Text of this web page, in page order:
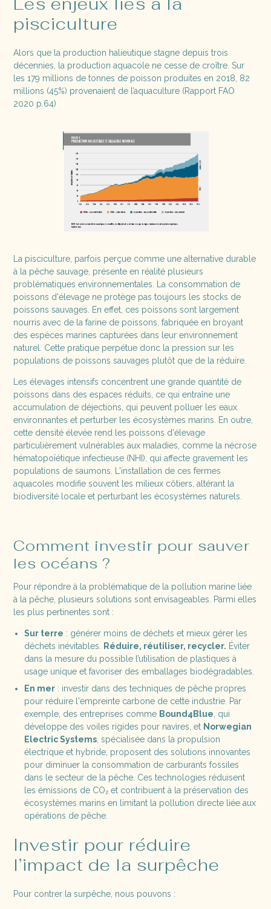
pisciculture
Alors que la production halieutique stagne depuis trois
décennies, la production aquacole ne cesse de croître. Sur
les 179 millions de tonnes de poisson produites en 2018, 82
millions (45%) provenaient de l’aquaculture (Rapport FAO
2020 p.64)
La pisciculture, parfois perçue comme une alternative durable
à la pêche sauvage, présente en réalité plusieurs
problématiques environnementales. La consommation de
poissons d'élevage ne protège pas toujours les stocks de
poissons sauvages. En effet, ces poissons sont largement
nourris avec de la farine de poissons, fabriquée en broyant
des espèces marines capturées dans leur environnement
naturel. Cette pratique perpétue donc la pression sur les
populations de poissons sauvages plutôt que de la réduire.
Les élevages intensifs concentrent une grande quantité de
poissons dans des espaces réduits, ce qui entraîne une
accumulation de déjections, qui peuvent polluer les eaux
environnantes et perturber les écosystèmes marins. En outre,
cette densité élevée rend les poissons d'élevage
particulièrement vulnérables aux maladies, comme la nécrose
hématopoïétique infectieuse (NHI), qui affecte gravement les
populations de saumons. L'installation de ces fermes
aquacoles modifie souvent les milieux côtiers, altérant la
biodiversité locale et perturbant les écosystèmes naturels.
Comment investir pour sauver
les océans ?
Pour répondre à la problématique de la pollution marine liée
à la pêche, plusieurs solutions sont envisageables. Parmi elles
les plus pertinentes sont :
Sur terre : générer moins de déchets et mieux gérer les
déchets inévitables.
Réduire, réutiliser, recycler. Éviter
dans la mesure du possible l’utilisation de plastiques à
usage unique et favoriser des emballages biodégradables.
En mer: investir dans des techniques de pêche propres
pour réduire l'empreinte carbone de cette industrie. Par
exemple, des entreprises comme Bound4Blue , qui
développe des voiles rigides pour navires, et Norwegian
Electric Systems, spécialisée dans la propulsion
électrique et hybride, proposent des solutions innovantes
pour diminuer la consommation de carburants fossiles
dans le secteur de la pêche. Ces technologies réduisent
les émissions de CO₂ et contribuent à la préservation des
écosystèmes marins en limitant la pollution directe liée aux
opérations de pêche.
Investir pour réduire
l’impact de la surpêche
Pour contrer la surpêche, nous pouvons :